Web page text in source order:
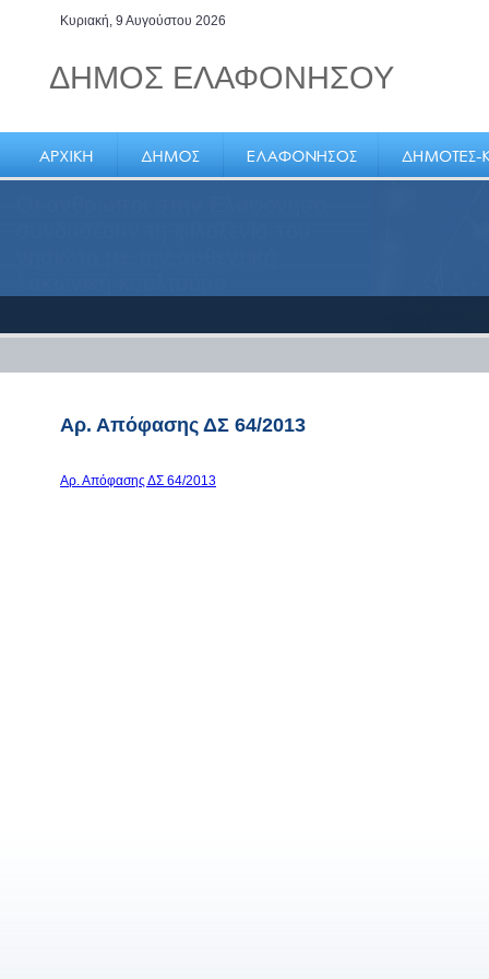
Κυριακή, 9 Αυγούστου 2026
ΔΗΜΟΣ ΕΛΑΦΟΝΗΣΟΥ
Αρ. Απόφασης ΔΣ 64/2013
Αρ. Απόφασης ΔΣ 64/2013